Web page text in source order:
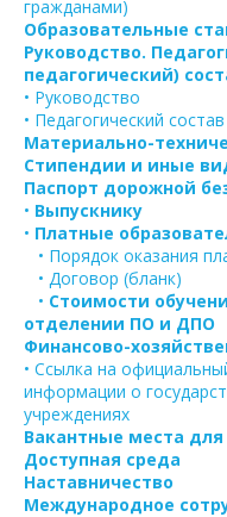
гражданами)
Образовательные
Руководство.
педагогический)
• Руководство
• Педагогический состав
Материально-
Стипендии и иные
Паспорт дорожной
• Выпускнику
• Платные
• Порядок оказания
• Договор (бланк)
• Стоимости
отделении ПО и ДПО
Финансово-
• Ссылка на
информации о
учреждениях
Вакантные места
Доступная среда
Наставничество
Международное